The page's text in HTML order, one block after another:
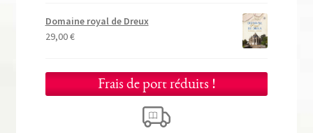
Domaine royal de Dreux
29,00€
Frais de port réduits !